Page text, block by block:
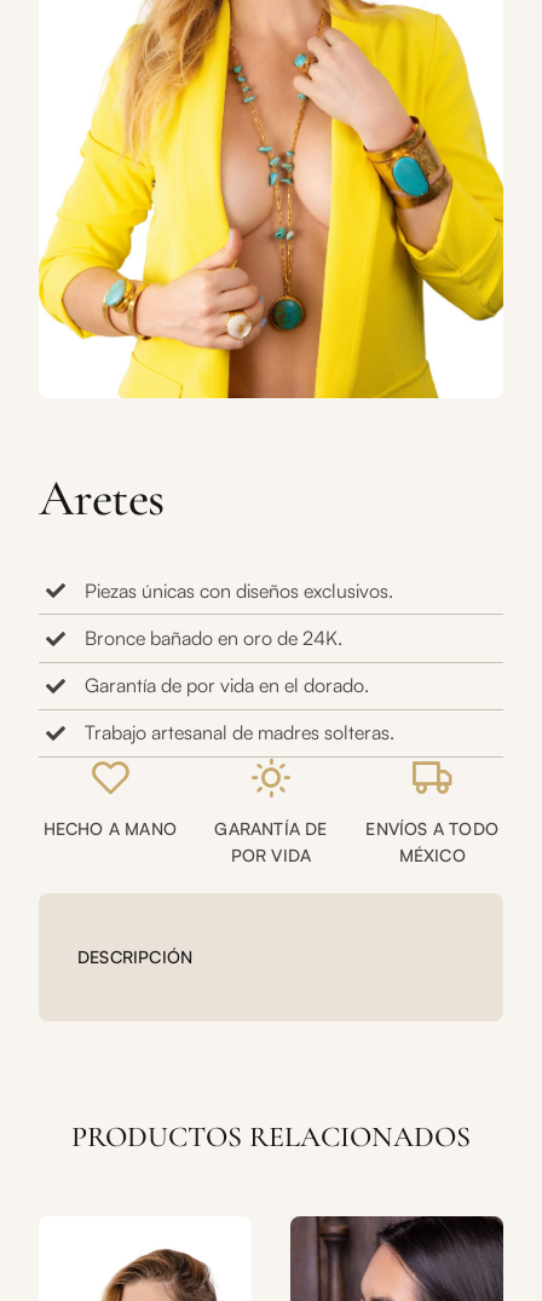
Aretes
Piezas únicas con diseños exclusivos.
Bronce bañado en oro de 24K.
Garantía de por vida en el dorado.
Trabajo artesanal de madres solteras.
HECHO A MANO
GARANTÍA DE
POR VIDA
ENVÍOS A TODO
MÉXICO
DESCRIPCIÓN
PRODUCTOS RELACIONADOS